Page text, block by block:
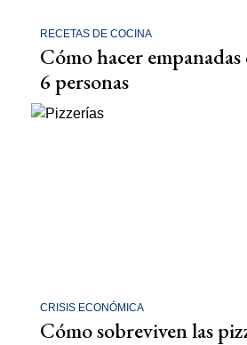
RECETAS DE COCINA
Cómo hacer
6 personas
CRISIS ECONÓMICA
Cómo sobreviven las